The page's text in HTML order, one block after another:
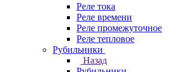
Реле тока
Реле времени
Реле промежуточное
Реле тепловое
Рубильники
Назад